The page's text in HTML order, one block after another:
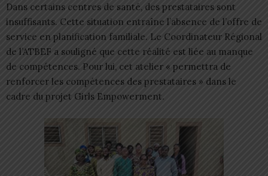
Dans certains centres de santé, des prestataires sont
insuffisants. Cette situation entraîne l’absence de l’offre de
service en planification familiale. Le Coordinateur Régional
de l’ATBEF a souligné que cette réalité est liée au manque
de compétences. Pour lui, cet atelier « permettra de
renforcer les compétences des prestataires » dans le
cadre du projet Girls Empowerment.